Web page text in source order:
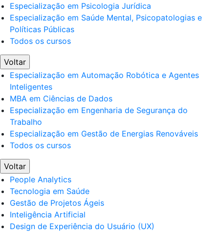
Especialização em Psicologia Jurídica
Especialização em Saúde Mental, Psicopatologias e
Políticas Públicas
Todos os cursos
Voltar
Especialização em Automação Robótica e Agentes
Inteligentes
MBA em Ciências de Dados
Especialização em Engenharia de Segurança do
Trabalho
Especialização em Gestão de Energias Renováveis
Todos os cursos
Voltar
People Analytics
Tecnologia em Saúde
Gestão de Projetos Ágeis
Inteligência Artificial
Design de Experiência do Usuário (UX)